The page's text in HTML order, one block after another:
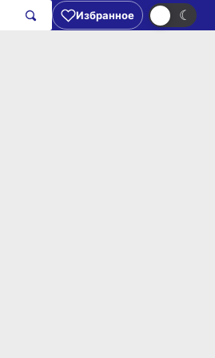
Избранное ☀ ☾